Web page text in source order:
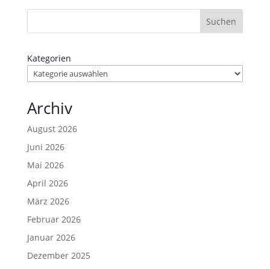
Suchen
Kategorien
Archiv
August 2026
Juni 2026
Mai 2026
April 2026
März 2026
Februar 2026
Januar 2026
Dezember 2025